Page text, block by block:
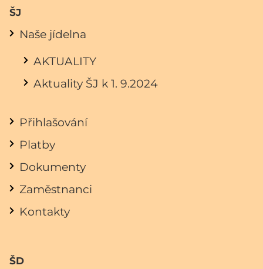
ŠJ
Naše jídelna
AKTUALITY
Aktuality ŠJ k 1. 9.2024
Přihlašování
Platby
Dokumenty
Zaměstnanci
Kontakty
ŠD